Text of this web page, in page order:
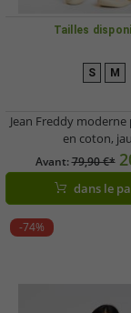
Tailles
S M
Jean Freddy
en coton,
Avant:79,90 €*
dans le
-74%